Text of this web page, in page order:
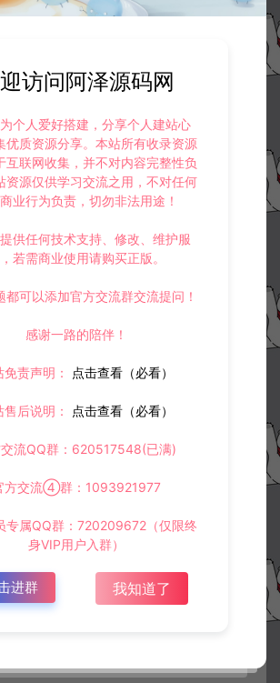
打赏 点赞 (0)
是赞助，收取费用仅维持本站的日常运营所需。
营或用于其他商业活动，请您购买正版授权并合法
、不妥之处的资源，请在网站右边客服联系我们。
！
要用于商用！
32838727@qq.com
服务端+Win一键服务端+解压即玩+简易安卓客户端
https://www.lyzwlkj.vip/60648/syzy/xyxh5/
默认解压密码：www.lyzwlkj.vip 复
三网H5休闲游戏【欢乐水果机H5】7月最新整理Linux手工服务端+Win一键服务端+解压即玩+简易安卓客户端+详细搭建教程
下一篇：
访问阿泽源码网
个人爱好搭建，分享个人建站心
优质资源分享。本站所有收录资源
互联网收集，并不对内容完整性负
资源仅供学习交流之用，不对任何
业行为负责，切勿非法用途！
供任何技术支持、修改、维护服
若需商业使用请购买正版。
都可以添加官方交流群交流提问！
感谢一路的陪伴！
免责声明： 点击查看（必看）
售后说明： 点击查看（必看）
流QQ群：620517548(已满)
方交流④群：1093921977
专属QQ群：720209672（仅限终
身VIP用户入群）
进群 我知道了